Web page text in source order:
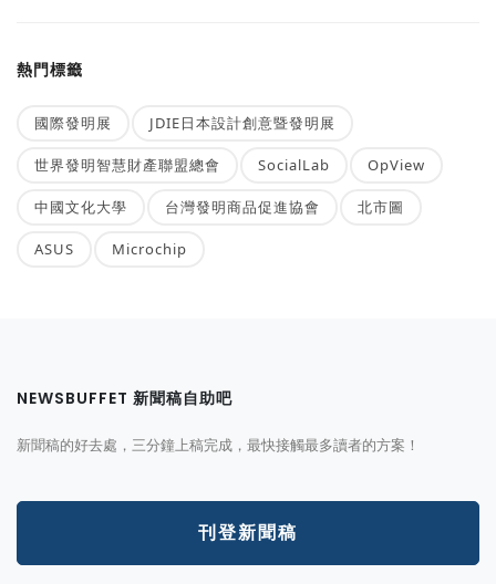
熱門標籤
國際發明展 JDIE日本設計創意暨發明展
世界發明智慧財產聯盟總會 SocialLab OpView
中國文化大學 台灣發明商品促進協會 北市圖
ASUS Microchip
NEWSBUFFET 新聞稿自助吧
新聞稿的好去處，三分鐘上稿完成，最快接觸最多讀者的方案！
刊登新聞稿